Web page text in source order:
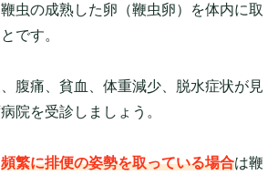
虫の成熟した卵（鞭虫卵）を体内に取
です。
腹痛、貧血、体重減少、脱水症状が見
院を受診しましょう。
頻繁に排便の姿勢を取っている場合は鞭